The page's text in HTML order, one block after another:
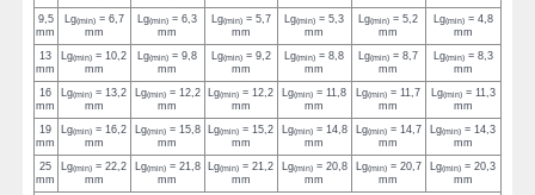
9,5
mm
Lg(min)= 6,7
mm
Lg(min) = 6,3
mm
Lg(min)= 5,7
mm
Lg(min) = 5,3
mm
Lg(min) = 5,2
mm
Lg(min)= 4,8
mm
13
mm
Lg(min) = 10,2
mm
Lg(min) = 9,8
mm
Lg(min)= 9,2
mm
Lg(min) = 8,8
mm
Lg(min) = 8,7
mm
Lg(min)= 8,3
mm
16
mm
Lg(min) = 13,2
mm
Lg(min)= 12,2
mm
Lg(min) = 12,2
mm
Lg(min) = 11,8
mm
Lg(min) = 11,7
mm
Lg(min)= 11,3
mm
19
mm
Lg(min) = 16,2
mm
Lg(min)= 15,8
mm
Lg(min) = 15,2
mm
Lg(min)= 14,8
mm
Lg(min)= 14,7
mm
Lg(min) = 14,3
mm
25
mm
Lg(min) = 22,2
mm
Lg(min)= 21,8
mm
Lg(min) = 21,2
mm
Lg(min)= 20,8
mm
Lg(min)= 20,7
mm
Lg(min) = 20,3
mm